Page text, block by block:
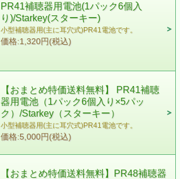
PR41補聴器用電池(1パック6個入
り)/Starkey(スターキー)
小型補聴器用(主に耳穴式)PR41電池です。
価格:1,320円(税込)
【おまとめ特価送料無料】 PR41補聴
器用電池（1パック6個入り×5パッ
ク）/Starkey（スターキー）
小型補聴器用(主に耳穴式)PR41電池です。
価格:5,000円(税込)
【おまとめ特価送料無料】PR48補聴器